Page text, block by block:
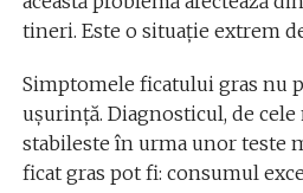
tineri. Este o situație extrem
Simptomele ficatului gras nu
ușurință. Diagnosticul, de
stabileste în urma unor teste
ficat gras pot fi: consumul